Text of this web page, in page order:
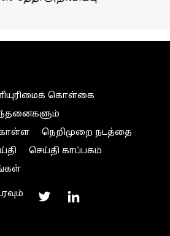
கொள்கை
நெறிமுறை நடத்தை
செய்தி காப்பகம்